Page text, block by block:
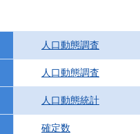
人口動態調査
人口動態調査
人口動態統計
確定数